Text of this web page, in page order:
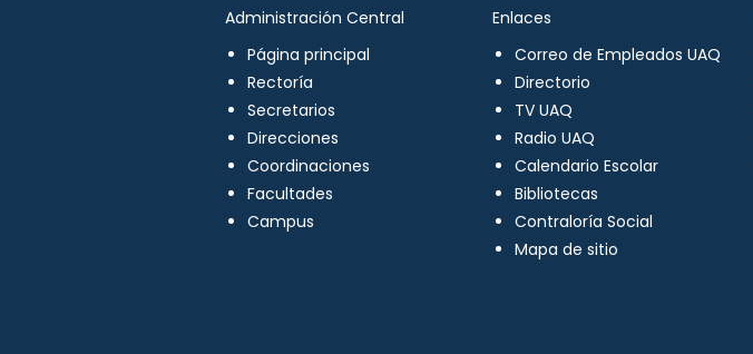
Administración Central
Página principal
Rectoría
Secretarios
Direcciones
Coordinaciones
Facultades
Campus
Enlaces
Correo de Empleados UAQ
Directorio
TV UAQ
Radio UAQ
Calendario Escolar
Bibliotecas
Contraloría Social
Mapa de sitio